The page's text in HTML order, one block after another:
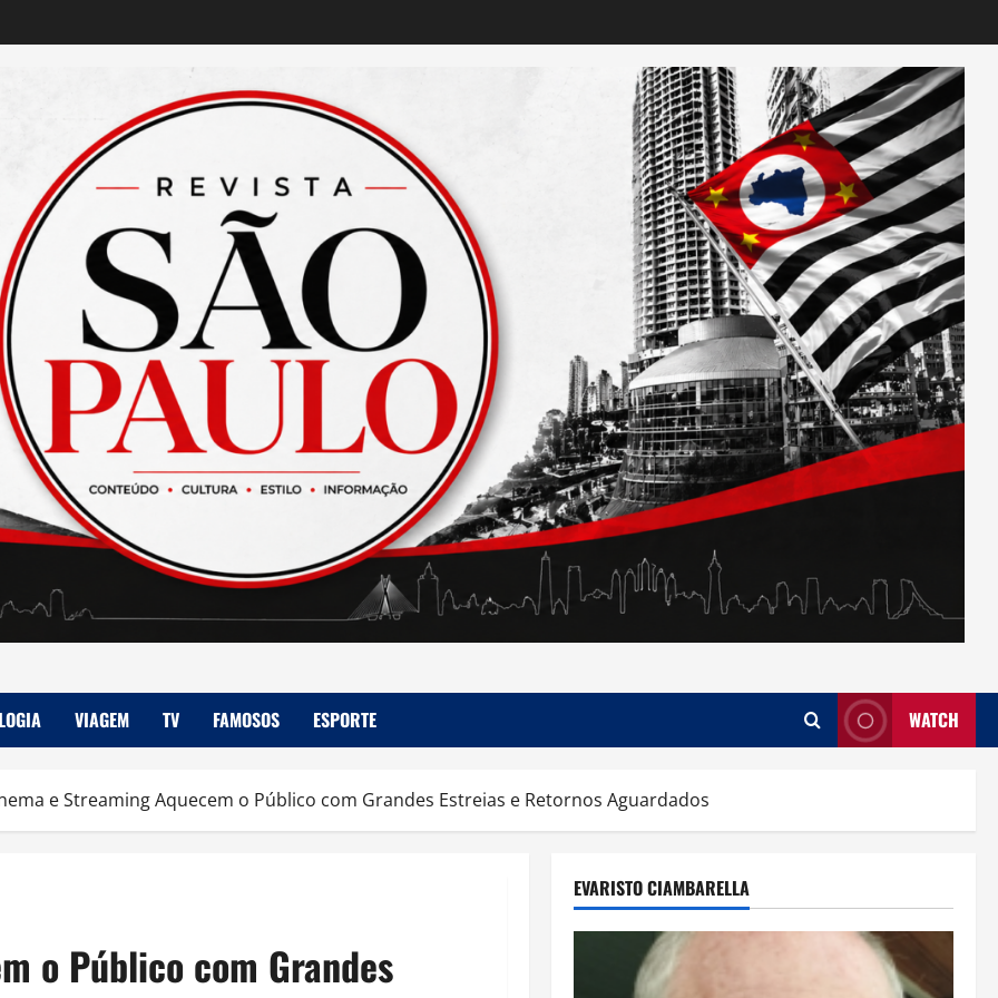
VIAGEM TV FAMOSOS ESPORTE WATCH
e Streaming Aquecem o Público com Grandes Estreias e Retornos Aguardados
o Público com Grandes
EVARISTO CIAMBARELLA